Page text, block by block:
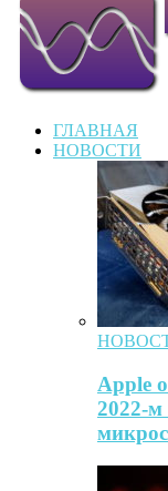
ГЛАВНАЯ
НОВОСТИ
Apple
2022-м